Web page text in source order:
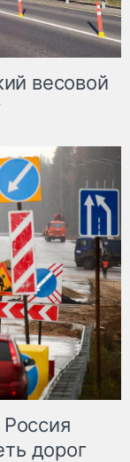
весовой
дорог